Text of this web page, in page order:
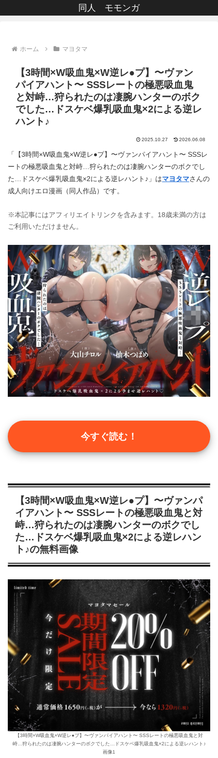
同人 モモンガ
ホーム マヨタマ
【3時間×W吸血鬼×W逆レ●プ】〜ヴァン
パイアハント〜 SSSレートの極悪吸血鬼
と対峙…狩られたのは凄腕ハンターのボク
でした…ドスケベ爆乳吸血鬼×2による逆レ
ハント♪
2025.10.27 2026.06.08
「【3時間×W吸血鬼×W逆レ●プ】〜ヴァンパイアハント〜 SSSレ
ートの極悪吸血鬼と対峙…狩られたのは凄腕ハンターのボクでし
た…ドスケベ爆乳吸血鬼×2による逆レハント♪」はマヨタマさんの
成人向けエロ漫画（同人作品）です。
※本記事にはアフィリエイトリンクを含みます。18歳未満の方は
ご利用いただけません。
今すぐ読む！
【3時間×W吸血鬼×W逆レ●プ】〜ヴァンパ
イアハント〜 SSSレートの極悪吸血鬼と対
峙…狩られたのは凄腕ハンターのボクでし
た…ドスケベ爆乳吸血鬼×2による逆レハン
ト♪の無料画像
【3時間×W吸血鬼×W逆レ●プ】〜ヴァンパイアハント〜 SSSレートの極悪吸血鬼と対
峙…狩られたのは凄腕ハンターのボクでした…ドスケベ爆乳吸血鬼×2による逆レハント♪
画像1